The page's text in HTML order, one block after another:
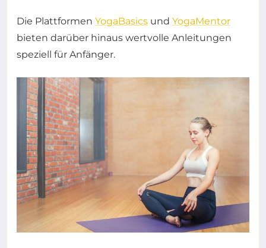
Die Plattformen YogaBasics und YogaMentor
bieten darüber hinaus wertvolle Anleitungen
speziell für Anfänger.